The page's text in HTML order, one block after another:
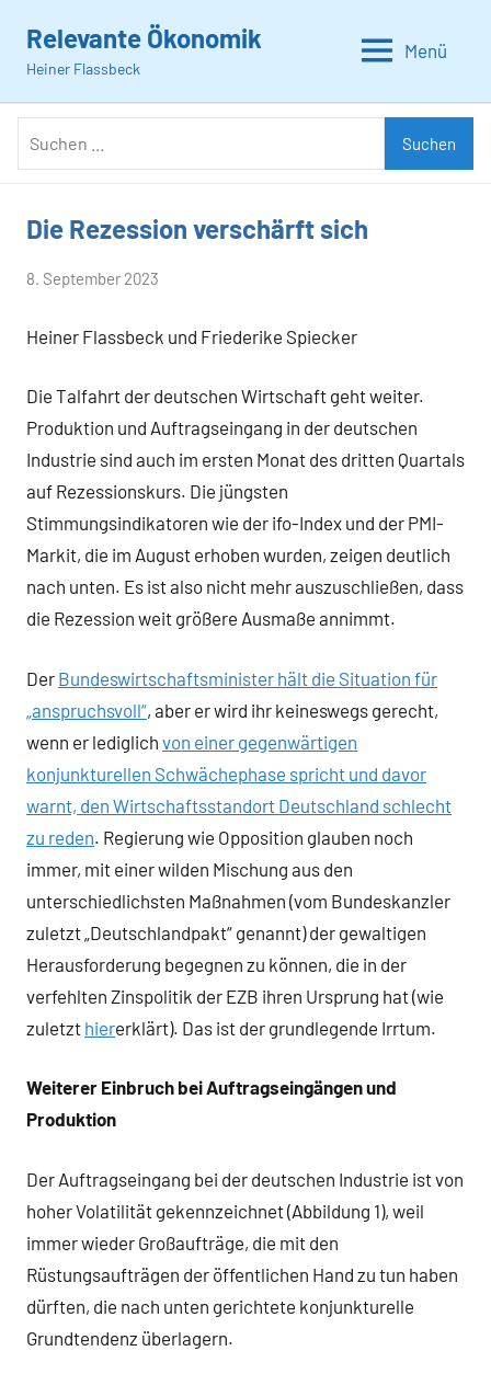
Inhalt
springen
Relevante Ökonomik
Heiner Flassbeck
Menü
Suchen
Allgemein
Die Rezession verschärft sich
von
Flassbeck
8. September 2023
Heiner Flassbeck und Friederike Spiecker
Die Talfahrt der deutschen Wirtschaft geht weiter.
Produktion und Auftragseingang in der deutschen
Industrie sind auch im ersten Monat des dritten Quartals
auf Rezessionskurs. Die jüngsten
Stimmungsindikatoren wie der ifo-Index und der PMI-
Markit, die im August erhoben wurden, zeigen deutlich
nach unten. Es ist also nicht mehr auszuschließen, dass
die Rezession weit größere Ausmaße annimmt.
Der Bundeswirtschaftsminister hält die Situation für
„anspruchsvoll“, aber er wird ihr keineswegs gerecht,
wenn er lediglich von einer gegenwärtigen
konjunkturellen Schwächephase spricht und davor
warnt, den Wirtschaftsstandort Deutschland schlecht
zu reden. Regierung wie Opposition glauben noch
immer, mit einer wilden Mischung aus den
unterschiedlichsten Maßnahmen (vom Bundeskanzler
zuletzt „Deutschlandpakt“ genannt) der gewaltigen
Herausforderung begegnen zu können, die in der
verfehlten Zinspolitik der EZB ihren Ursprung hat (wie
zuletzt hiererklärt). Das ist der grundlegende Irrtum.
Weiterer Einbruch bei Auftragseingängen und
Produktion
Der Auftragseingang bei der deutschen Industrie ist von
hoher Volatilität gekennzeichnet (Abbildung 1), weil
immer wieder Großaufträge, die mit den
Rüstungsaufträgen der öffentlichen Hand zu tun haben
dürften, die nach unten gerichtete konjunkturelle
Grundtendenz überlagern.